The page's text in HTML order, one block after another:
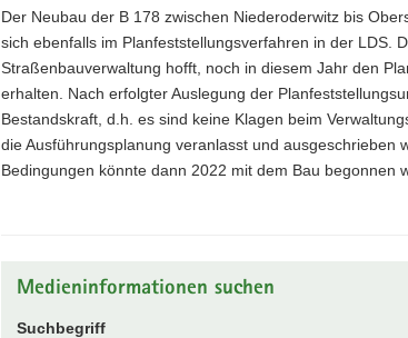
Der Neubau der B 178 zwischen Niederoderwitz bis
sich ebenfalls im Planfeststellungsverfahren in der LDS.
Straßenbauverwaltung hofft, noch in diesem Jahr den
erhalten. Nach erfolgter Auslegung der
Bestandskraft, d.h. es sind keine Klagen beim
die Ausführungsplanung veranlasst und ausgeschrieben
Bedingungen könnte dann 2022 mit dem Bau begonnen
Medieninformationen suchen
Suchbegriff